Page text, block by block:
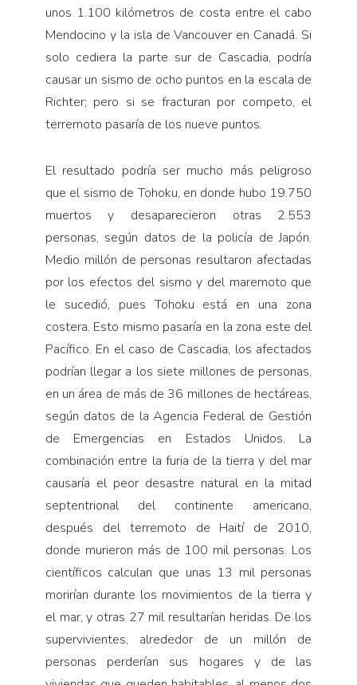
unos 1.100 kilómetros de costa entre el cabo
Mendocino y la isla de Vancouver en Canadá. Si
solo cediera la parte sur de Cascadia, podría
causar un sismo de ocho puntos en la escala de
Richter; pero si se fracturan por competo, el
terremoto pasaría de los nueve puntos.
El resultado podría ser mucho más peligroso
que el sismo de Tohoku, en donde hubo 19.750
muertos y desaparecieron otras 2.553
personas, según datos de la policía de Japón.
Medio millón de personas resultaron afectadas
por los efectos del sismo y del maremoto que
le sucedió, pues Tohoku está en una zona
costera. Esto mismo pasaría en la zona este del
Pacífico. En el caso de Cascadia, los afectados
podrían llegar a los siete millones de personas,
en un área de más de 36 millones de hectáreas,
según datos de la Agencia Federal de Gestión
de Emergencias en Estados Unidos. La
combinación entre la furia de la tierra y del mar
causaría el peor desastre natural en la mitad
septentrional del continente americano,
después del terremoto de Haití de 2010,
donde murieron más de 100 mil personas. Los
científicos calculan que unas 13 mil personas
morirían durante los movimientos de la tierra y
el mar, y otras 27 mil resultarían heridas. De los
supervivientes, alrededor de un millón de
personas perderían sus hogares y de las